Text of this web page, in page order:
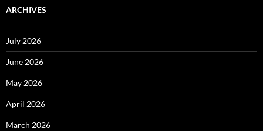
ARCHIVES
July 2026
June 2026
May 2026
April 2026
March 2026